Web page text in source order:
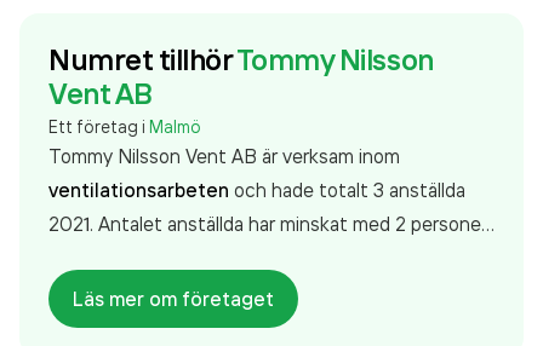
Numret tillhörTommy Nilsson
Vent AB
Ett företag i Malmö
Tommy Nilsson Vent AB är verksam inom
ventilationsarbeten och hade totalt 3 anställda
2021. Antalet anställda har minskat med 2 personer
företaget. Bolaget är ett aktiebolag som varit aktivt
sedan 2007. Tommy Nilsson Vent AB
Läs mer om företaget